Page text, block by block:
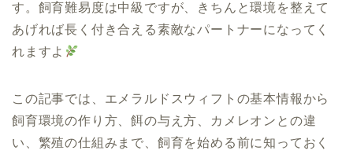
す。飼育難易度は中級ですが、きちんと環境を整えて
あげれば長く付き合える素敵なパートナーになってく
れますよ
この記事では、エメラルドスウィフトの基本情報から
飼育環境の作り方、餌の与え方、カメレオンとの違
い、繁殖の仕組みまで、飼育を始める前に知っておく